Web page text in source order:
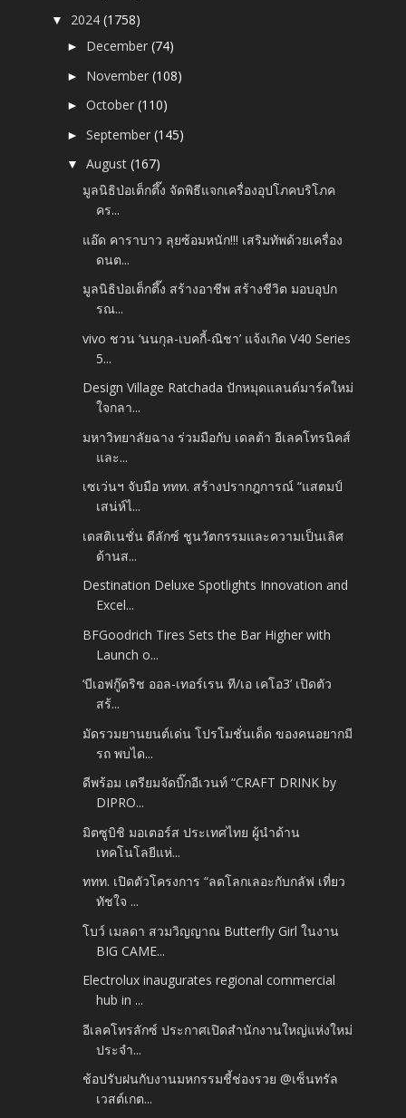
▼ 2024(1758)
► December(74)
► November(108)
►October(110)
►September(145)
▼August(167)
มูลนิธิป่อเต็กตึ๊ง จัดพิธีแจกเครื่องอุปโภคบริโภค
คร...
แอ๊ด คาราบาว ลุยซ้อมหนัก!!! เสริมทัพด้วยเครื่อง
ดนต...
มูลนิธิป่อเต็กตึ๊ง สร้างอาชีพ สร้างชีวิต มอบอุปก
รณ...
vivo ชวน ‘นนกุล-เบคกี้-ณิชา’ แจ้งเกิด V40 Series
5...
Design Village Ratchada ปักหมุดแลนด์มาร์คใหม่
ใจกลา...
มหาวิทยาลัยฉาง ร่วมมือกับ เดลต้า อีเลคโทรนิคส์
และ...
เซเว่นฯ จับมือ ททท. สร้างปรากฎการณ์ “แสตมป์
เสน่ห์ไ...
เดสติเนชั่น ดีลักซ์ ชูนวัตกรรมและความเป็นเลิศ
ด้านส...
Destination Deluxe Spotlights Innovation and
Excel...
BFGoodrich Tires Sets the Bar Higher with
Launch o...
‘บีเอฟกู๊ดริช ออล-เทอร์เรน ที/เอ เคโอ3’ เปิดตัว
สร้...
มัดรวมยานยนต์เด่น โปรโมชั่นเด็ด ของคนอยากมี
รถ พบได...
ดีพร้อม เตรียมจัดบิ๊กอีเวนท์ “CRAFT DRINK by
DIPRO...
มิตซูบิชิ มอเตอร์ส ประเทศไทย ผู้นำด้าน
เทคโนโลยีแห่...
ททท. เปิดตัวโครงการ “ลดโลกเลอะกับกลัฟ เที่ยว
ทัชใจ ...
โบว์ เมลดา สวมวิญญาณ Butterfly Girl ในงาน
BIG CAME...
Electrolux inaugurates regional commercial
hub in ...
อีเลคโทรลักซ์ ประกาศเปิดสำนักงานใหญ่แห่งใหม่
ประจำ...
ช้อปรับฝนกับงานมหกรรมชี้ช่องรวย @เซ็นทรัล
เวสต์เกต...